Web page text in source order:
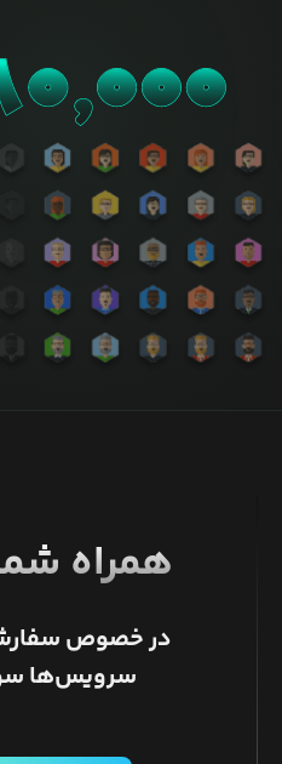
همراه
در خصوص سفارش
سرویس‌ها